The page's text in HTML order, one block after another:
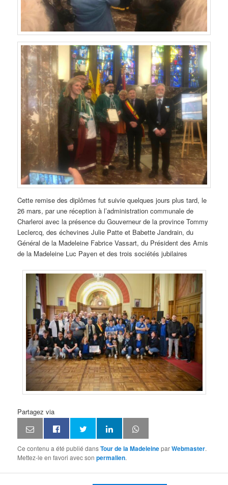
Cette remise des diplômes fut suivie quelques jours plus tard, le
26 mars, par une réception à l’administration communale de
Charleroi avec la présence du Gouverneur de la province Tommy
Leclercq, des échevines Julie Patte et Babette Jandrain, du
Général de la Madeleine Fabrice Vassart, du Président des Amis
de la Madeleine Luc Payen et des trois sociétés jubilaires
Partagez via
Ce contenu a été publié dansTour de la MadeleineparWebmaster.
Mettez-le en favori avec sonpermalien.